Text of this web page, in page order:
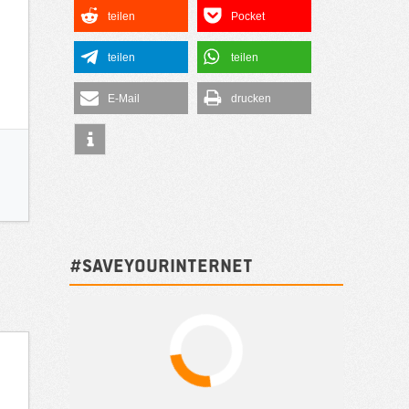
teilen Pocket
teilen teilen
E-Mail drucken
#SAVEYOURINTERNET